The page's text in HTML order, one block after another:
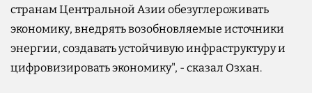
странам Центральной Азии обезуглероживать
экономику, внедрять возобновляемые источники
энергии, создавать устойчивую инфраструктуру и
цифровизировать экономику", - сказал Озхан.